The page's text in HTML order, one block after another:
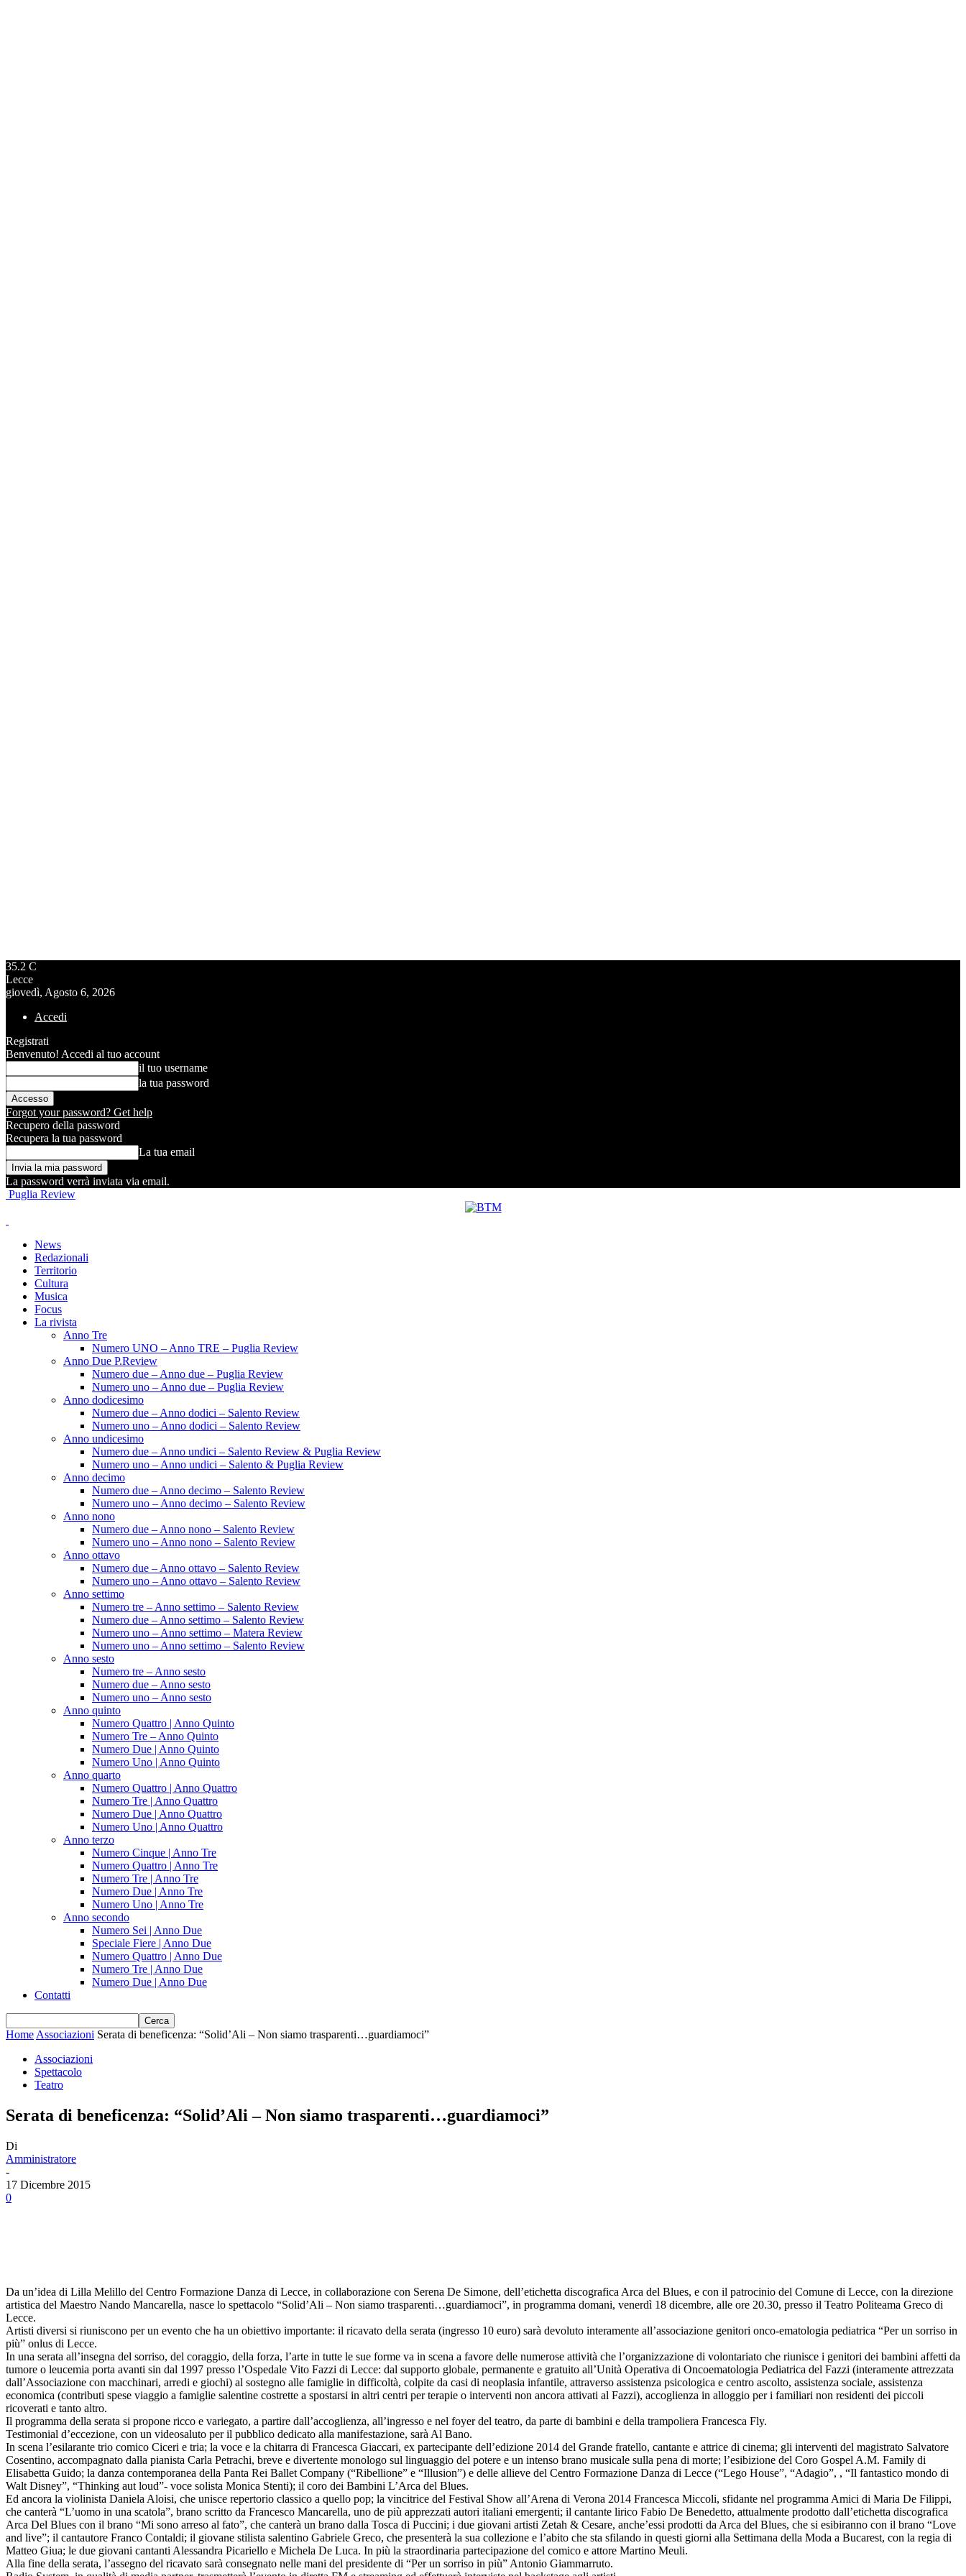
35.2 C
Lecce
giovedì, Agosto 6, 2026
Accedi
Registrati
Benvenuto! Accedi al tuo account
il tuo username
la tua password
Forgot your password? Get help
Recupero della password
Recupera la tua password
La tua email
La password verrà inviata via email.
Puglia Review
News
Redazionali
Territorio
Cultura
Musica
Focus
La rivista
Anno Tre
Numero UNO – Anno TRE – Puglia Review
Anno Due P.Review
Numero due – Anno due – Puglia Review
Numero uno – Anno due – Puglia Review
Anno dodicesimo
Numero due – Anno dodici – Salento Review
Numero uno – Anno dodici – Salento Review
Anno undicesimo
Numero due – Anno undici – Salento Review & Puglia Review
Numero uno – Anno undici – Salento & Puglia Review
Anno decimo
Numero due – Anno decimo – Salento Review
Numero uno – Anno decimo – Salento Review
Anno nono
Numero due – Anno nono – Salento Review
Numero uno – Anno nono – Salento Review
Anno ottavo
Numero due – Anno ottavo – Salento Review
Numero uno – Anno ottavo – Salento Review
Anno settimo
Numero tre – Anno settimo – Salento Review
Numero due – Anno settimo – Salento Review
Numero uno – Anno settimo – Matera Review
Numero uno – Anno settimo – Salento Review
Anno sesto
Numero tre – Anno sesto
Numero due – Anno sesto
Numero uno – Anno sesto
Anno quinto
Numero Quattro | Anno Quinto
Numero Tre – Anno Quinto
Numero Due | Anno Quinto
Numero Uno | Anno Quinto
Anno quarto
Numero Quattro | Anno Quattro
Numero Tre | Anno Quattro
Numero Due | Anno Quattro
Numero Uno | Anno Quattro
Anno terzo
Numero Cinque | Anno Tre
Numero Quattro | Anno Tre
Numero Tre | Anno Tre
Numero Due | Anno Tre
Numero Uno | Anno Tre
Anno secondo
Numero Sei | Anno Due
Speciale Fiere | Anno Due
Numero Quattro | Anno Due
Numero Tre | Anno Due
Numero Due | Anno Due
Contatti
Home Associazioni Serata di beneficenza: “Solid’Ali – Non siamo trasparenti…guardiamoci”
Associazioni
Spettacolo
Teatro
Serata di beneficenza: “Solid’Ali – Non siamo trasparenti…guardiamoci”
Di
Amministratore
-
17 Dicembre 2015
0
Da un’idea di Lilla Melillo del Centro Formazione Danza di Lecce, in collaborazione con Serena De Simone, dell’etichetta discografica Arca del Blues, e con il patrocinio del Comune di Lecce, con la direzione
artistica del Maestro Nando Mancarella, nasce lo spettacolo “Solid’Ali – Non siamo trasparenti…guardiamoci”, in programma domani, venerdì 18 dicembre, alle ore 20.30, presso il Teatro Politeama Greco di
Lecce.
Artisti diversi si riuniscono per un evento che ha un obiettivo importante: il ricavato della serata (ingresso 10 euro) sarà devoluto interamente all’associazione genitori onco-ematologia pediatrica “Per un sorriso in
più” onlus di Lecce.
In una serata all’insegna del sorriso, del coraggio, della forza, l’arte in tutte le sue forme va in scena a favore delle numerose attività che l’organizzazione di volontariato che riunisce i genitori dei bambini affetti da
tumore o leucemia porta avanti sin dal 1997 presso l’Ospedale Vito Fazzi di Lecce: dal supporto globale, permanente e gratuito all’Unità Operativa di Oncoematologia Pediatrica del Fazzi (interamente attrezzata
dall’Associazione con macchinari, arredi e giochi) al sostegno alle famiglie in difficoltà, colpite da casi di neoplasia infantile, attraverso assistenza psicologica e centro ascolto, assistenza sociale, assistenza
economica (contributi spese viaggio a famiglie salentine costrette a spostarsi in altri centri per terapie o interventi non ancora attivati al Fazzi), accoglienza in alloggio per i familiari non residenti dei piccoli
ricoverati e tanto altro.
Il programma della serata si propone ricco e variegato, a partire dall’accoglienza, all’ingresso e nel foyer del teatro, da parte di bambini e della trampoliera Francesca Fly.
Testimonial d’eccezione, con un videosaluto per il pubblico dedicato alla manifestazione, sarà Al Bano.
In scena l’esilarante trio comico Ciceri e tria; la voce e la chitarra di Francesca Giaccari, ex partecipante dell’edizione 2014 del Grande fratello, cantante e attrice di cinema; gli interventi del magistrato Salvatore
Cosentino, accompagnato dalla pianista Carla Petrachi, breve e divertente monologo sul linguaggio del potere e un intenso brano musicale sulla pena di morte; l’esibizione del Coro Gospel A.M. Family di
Elisabetta Guido; la danza contemporanea della Panta Rei Ballet Company (“Ribellione” e “Illusion”) e delle allieve del Centro Formazione Danza di Lecce (“Lego House”, “Adagio”, , “Il fantastico mondo di
Walt Disney”, “Thinking aut loud”- voce solista Monica Stenti); il coro dei Bambini L’Arca del Blues.
Ed ancora la violinista Daniela Aloisi, che unisce repertorio classico a quello pop; la vincitrice del Festival Show all’Arena di Verona 2014 Francesca Miccoli, sfidante nel programma Amici di Maria De Filippi,
che canterà “L’uomo in una scatola”, brano scritto da Francesco Mancarella, uno de più apprezzati autori italiani emergenti; il cantante lirico Fabio De Benedetto, attualmente prodotto dall’etichetta discografica
Arca Del Blues con il brano “Mi sono arreso al fato”, che canterà un brano dalla Tosca di Puccini; i due giovani artisti Zetah & Cesare, anche’essi prodotti da Arca del Blues, che si esibiranno con il brano “Love
and live”; il cantautore Franco Contaldi; il giovane stilista salentino Gabriele Greco, che presenterà la sua collezione e l’abito che sta sfilando in questi giorni alla Settimana della Moda a Bucarest, con la regia di
Matteo Giua; le due giovani cantanti Alessandra Picariello e Michela De Luca. In più la straordinaria partecipazione del comico e attore Martino Meuli.
Alla fine della serata, l’assegno del ricavato sarà consegnato nelle mani del presidente di “Per un sorriso in più” Antonio Giammarruto.